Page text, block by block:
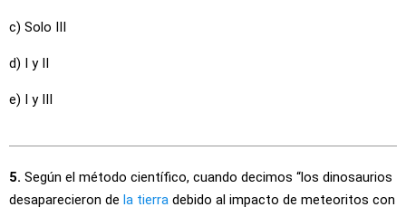
c) Solo III
d) I y II
e) I y III
5. Según el método científico, cuando decimos “los dinosaurios
desaparecieron de la tierra debido al impacto de meteoritos con